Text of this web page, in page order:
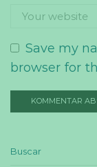
Save my
browser for
Buscar